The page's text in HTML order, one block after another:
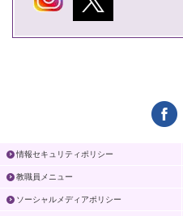
情報セキュリティポリシー
教職員メニュー
ソーシャルメディアポリシー